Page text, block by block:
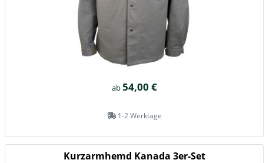
ab54,00 €
1-2 Werktage
Kurzarmhemd Kanada 3er-Set